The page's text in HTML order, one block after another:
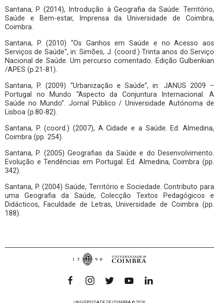
Santana, P. (2014), Introdução à Geografia da Saúde: Território,
Saúde e Bem-estar, Imprensa da Universidade de Coimbra,
Coimbra.
Santana, P. (2010) “Os Ganhos em Saúde e no Acesso aos
Serviços de Saúde", in: Simões, J. (coord.) Trinta anos do Serviço
Nacional de Saúde. Um percurso comentado. Edição Gulbenkian
/APES (p.21-81).
Santana, P. (2009) “Urbanização e Saúde”, in: JANUS 2009 –
Portugal no Mundo “Aspecto da Conjuntura Internacional. A
Saúde no Mundo”. Jornal Público / Universidade Autónoma de
Lisboa (p.80-82).
Santana, P. (coord.) (2007), A Cidade e a Saúde. Ed. Almedina,
Coimbra (pp. 254).
Santana, P. (2005) Geografias da Saúde e do Desenvolvimento.
Evolução e Tendências em Portugal. Ed. Almedina, Coimbra (pp.
342).
Santana, P. (2004) Saúde, Território e Sociedade. Contributo para
uma Geografia da Saúde, Colecção Textos Pedagógicos e
Didácticos, Faculdade de Letras, Universidade de Coimbra (pp.
188).